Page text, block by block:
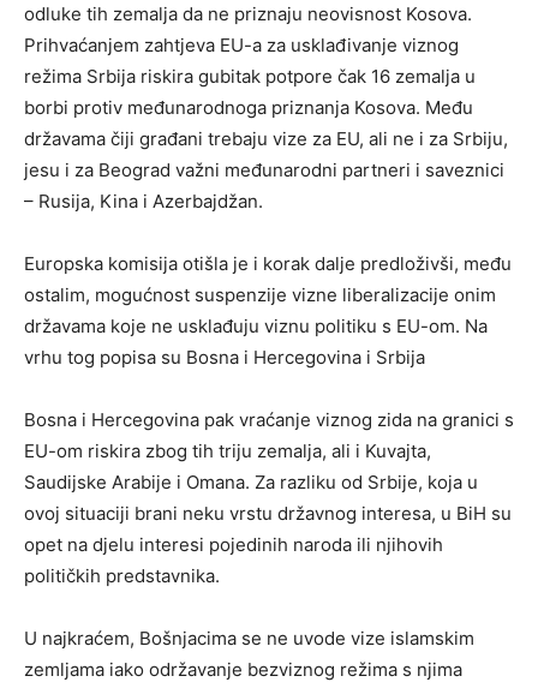
odluke tih zemalja da ne priznaju neovisnost Kosova.
Prihvaćanjem zahtjeva EU-a za usklađivanje viznog
režima Srbija riskira gubitak potpore čak 16 zemalja u
borbi protiv međunarodnoga priznanja Kosova. Među
državama čiji građani trebaju vize za EU, ali ne i za Srbiju,
jesu i za Beograd važni međunarodni partneri i saveznici
– Rusija, Kina i Azerbajdžan.
Europska komisija otišla je i korak dalje predloživši, među
ostalim, mogućnost suspenzije vizne liberalizacije onim
državama koje ne usklađuju viznu politiku s EU-om. Na
vrhu tog popisa su Bosna i Hercegovina i Srbija
Bosna i Hercegovina pak vraćanje viznog zida na granici s
EU-om riskira zbog tih triju zemalja, ali i Kuvajta,
Saudijske Arabije i Omana. Za razliku od Srbije, koja u
ovoj situaciji brani neku vrstu državnog interesa, u BiH su
opet na djelu interesi pojedinih naroda ili njihovih
političkih predstavnika.
U najkraćem, Bošnjacima se ne uvode vize islamskim
zemljama iako održavanje bezviznog režima s njima